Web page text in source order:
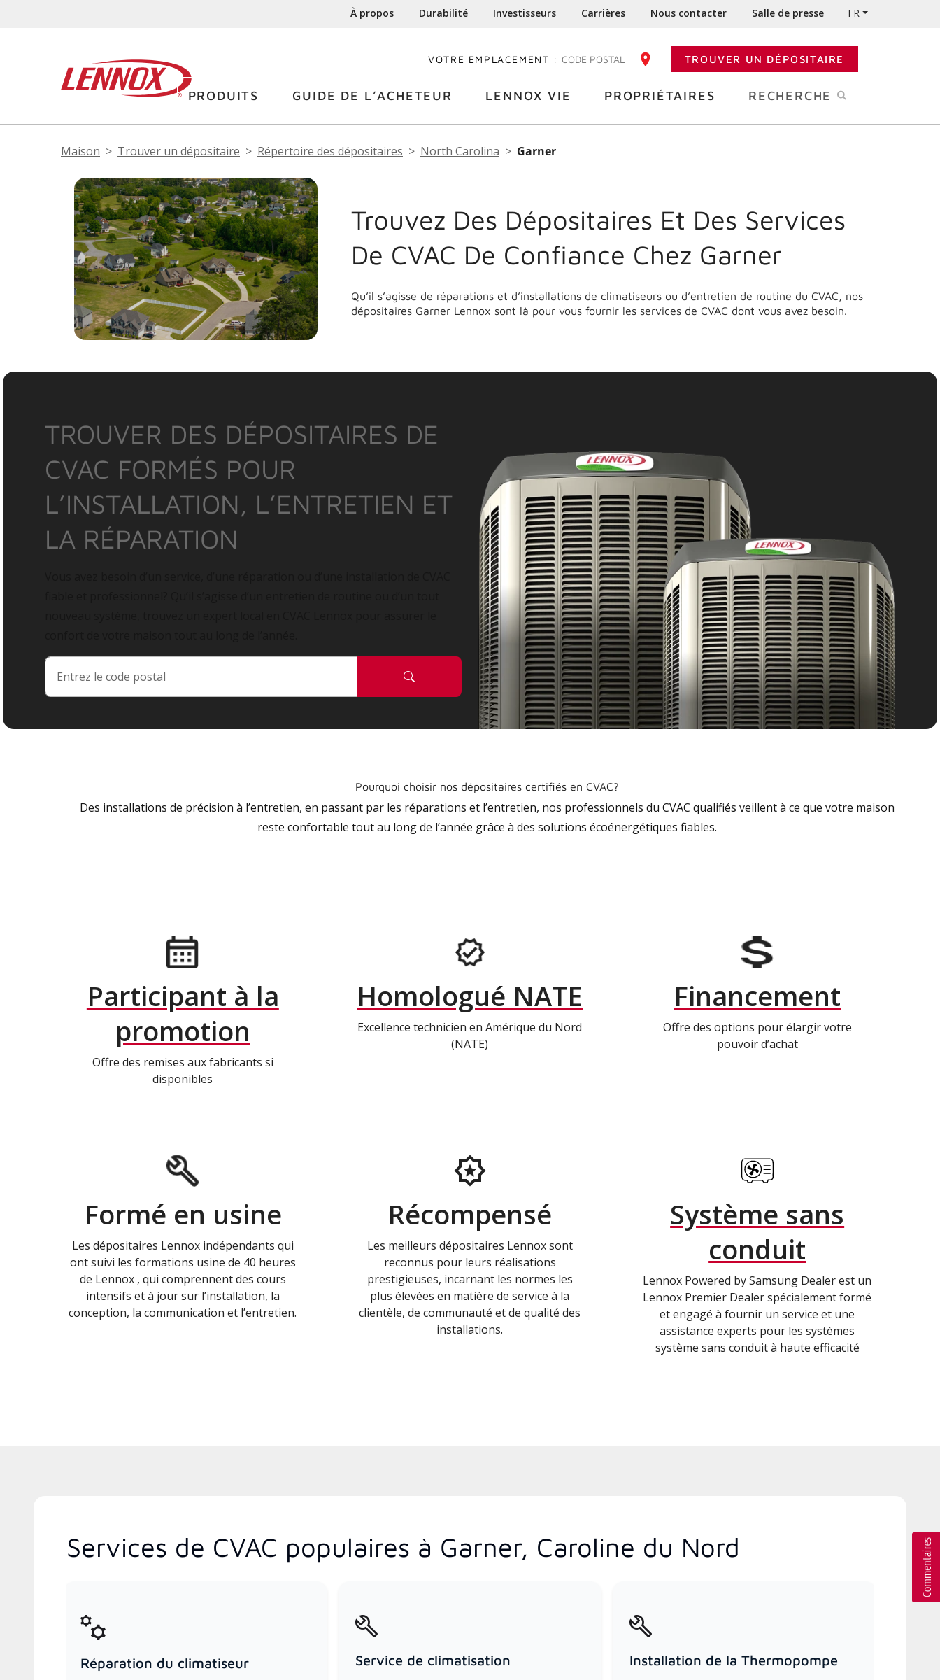
À propos Durabilité Investisseurs Carrières Nous contacter Salle de presse FR
VOTRE EMPLACEMENT : ENTREZ VOTRE CODE POSTALTROUVER UN DÉPOSITAIRE
PRODUITS GUIDE DE L’ACHETEUR LENNOX VIE PROPRIÉTAIRES RECHERCHE
Maison Trouver un dépositaire Répertoire des dépositaires North Carolina Garner
Trouvez Des Dépositaires Et Des Services
De CVAC De Confiance Chez Garner
Qu’il s’agisse de réparations et d’installations de climatiseurs ou d’entretien de routine du CVAC, nos
dépositaires Garner Lennox sont là pour vous fournir les services de CVAC dont vous avez besoin.
TROUVER DES DÉPOSITAIRES DE
CVAC FORMÉS POUR
L’INSTALLATION, L’ENTRETIEN ET
LA RÉPARATION
Pourquoi choisir nos dépositaires certifiés en CVAC?
Des installations de précision à l’entretien, en passant par les réparations et l’entretien, nos professionnels du CVAC qualifiés veillent à ce que votre maison
reste confortable tout au long de l’année grâce à des solutions écoénergétiques fiables.
Participant à la
promotion
Offre des remises aux fabricants si
disponibles
Homologué NATE
Excellence technicien en Amérique du Nord
(NATE)
Financement
Offre des options pour élargir votre
pouvoir d’achat
Formé en usine
Les dépositaires Lennox indépendants qui
ont suivi les formations usine de 40 heures
de Lennox , qui comprennent des cours
intensifs et à jour sur l’installation, la
conception, la communication et l’entretien.
Récompensé
Les meilleurs dépositaires Lennox sont
reconnus pour leurs réalisations
prestigieuses, incarnant les normes les
plus élevées en matière de service à la
clientèle, de communauté et de qualité des
installations.
Système sans
conduit
Lennox Powered by Samsung Dealer est un
Lennox Premier Dealer spécialement formé
et engagé à fournir un service et une
assistance experts pour les systèmes
système sans conduit à haute efficacité
Services de CVAC populaires à Garner, Caroline du Nord
Réparation du climatiseur Service de climatisation Installation de la Thermopompe